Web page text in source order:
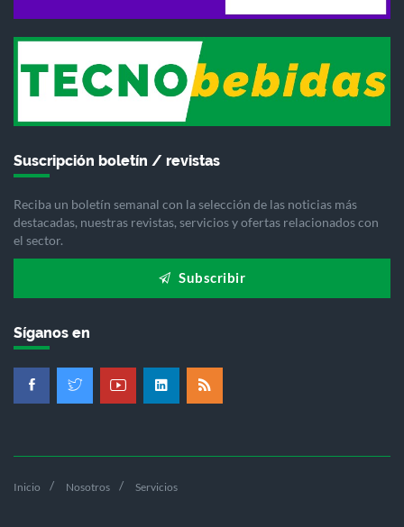
Suscripción boletín / revistas
Reciba un boletín semanal con la selección de las noticias más
destacadas, nuestras revistas, servicios y ofertas relacionados con
el sector.
Subscribir
Síganos en
Inicio Nosotros Servicios